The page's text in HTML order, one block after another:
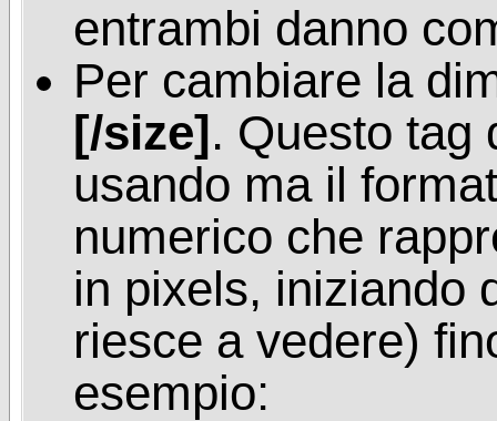
entrambi danno
Per cambiare la
[/size]. Questo tag
usando ma il
numerico che
in pixels, iniziando
riesce a vedere)
esempio: